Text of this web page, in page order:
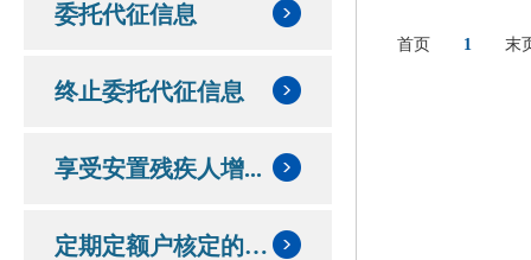
委托代征信息
终止委托代征信息
享受安置残疾人增...
定期定额户核定的定额和应纳税额情况
首页 1 末